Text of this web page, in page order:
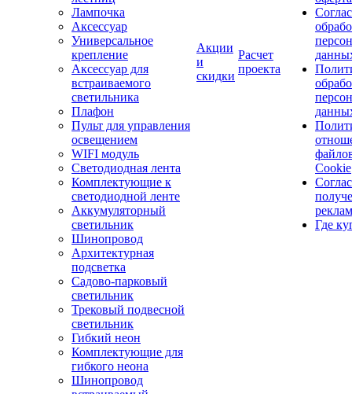
Лампочка
Аксессуар
Универсальное
крепление
Аксессуар для
встраиваемого
светильника
Плафон
Пульт для управления
освещением
WIFI модуль
Светодиодная лента
Комплектующие к
светодиодной ленте
Аккумуляторный
светильник
Шинопровод
Архитектурная
подсветка
Садово-парковый
светильник
Трековый подвесной
светильник
Гибкий неон
Комплектующие для
гибкого неона
Шинопровод
Акции
и
скидки
Расчет
проекта
Cookie
Где